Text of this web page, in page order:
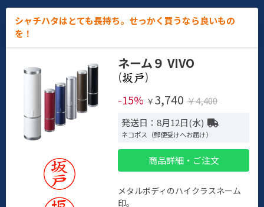
シャチハタはとても長持ち。せっかく買うなら良いもの
を！
ネーム９ VIVO
(
)
-15% ￥ 3,740 ￥4,400
発送日：8月12日(水)
ネコポス（郵便受けへお届け）
商品詳細・ご注文
メタルボディのハイクラスネーム
印。